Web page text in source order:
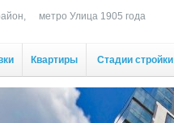
, метро Улица 1905 года
Квартиры Стадии стройки